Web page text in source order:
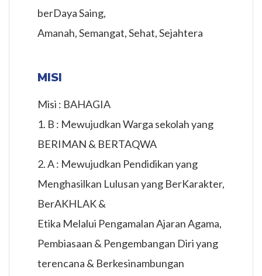
berDaya Saing,
Amanah, Semangat, Sehat, Sejahtera
MISI
Misi : BAHAGIA
1. B : Mewujudkan Warga sekolah yang
BERIMAN & BERTAQWA
2. A : Mewujudkan Pendidikan yang
Menghasilkan Lulusan yang BerKarakter,
BerAKHLAK &
Etika Melalui Pengamalan Ajaran Agama,
Pembiasaan & Pengembangan Diri yang
terencana & Berkesinambungan